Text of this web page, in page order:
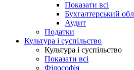
Показати всі
Бухгалтерський
Аудит
Податки
Культура і суспільство
Культура і суспільство
Показати всі
Філософія